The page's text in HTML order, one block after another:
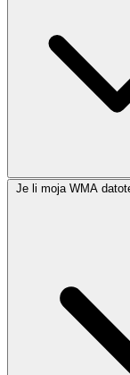
Je li moja WMA